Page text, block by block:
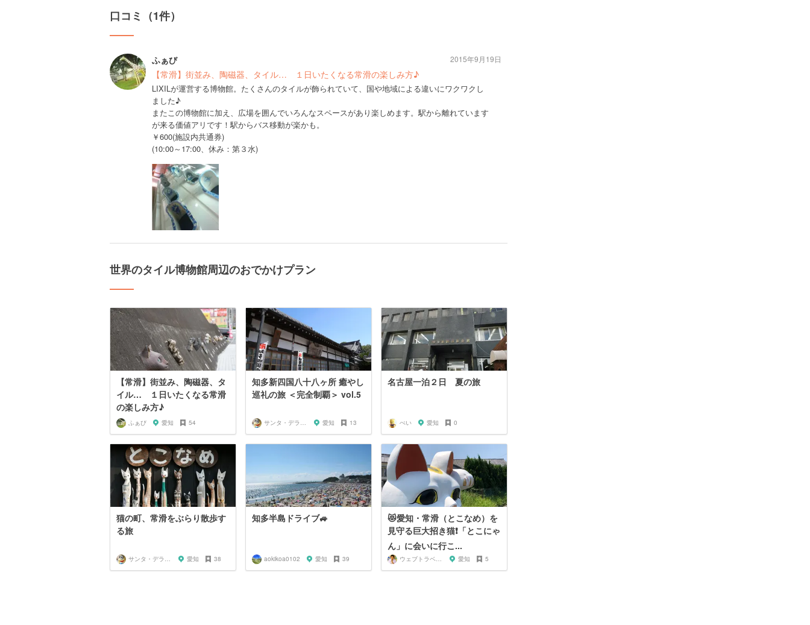
口コミ（1件）
ふぁび
【常滑】街並み、陶磁器、タイル… １日いたくなる常滑の楽しみ方♪
LIXILが運営する博物館。たくさんのタイルが飾られていて、国や地域による違いにワクワクし
ました♪
またこの博物館に加え、広場を囲んでいろんなスペースがあり楽しめます。駅から離れています
が来る価値アリです！駅からバス移動が楽かも。
￥600(施設内共通券)
(10:00～17:00、休み：第３水)
2015年9月19日
世界のタイル博物館周辺のおでかけプラン
【常滑】街並み、陶磁器、タ
イル… １日いたくなる常滑
の楽しみ方♪
ふぁび 愛知 54
知多新四国八十八ヶ所 癒やし
巡礼の旅 ＜完全制覇＞ vol.5
サンタ・デラックス 愛知 13
名古屋一泊２日 夏の旅
ぺい 愛知 0
猫の町、常滑をぶらり散歩す
る旅
サンタ・デラックス 愛知 38
知多半島ドライブ🚙
aokikoa0102 愛知 39
😻愛知・常滑（とこなめ）を
見守る巨大招き猫❗️「とこにゃ
ん」に会いに行こ...
ウェブトラベル 溝部 愛知 5